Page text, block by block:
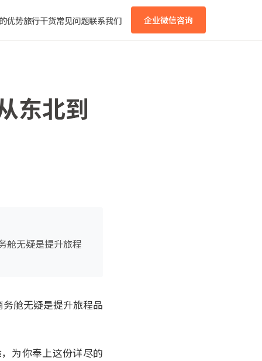
优势旅行干货常见问题联系我们 企业微信咨询
东北到
舱无疑是提升旅程
舱无疑是提升旅程品
为你奉上这份详尽的